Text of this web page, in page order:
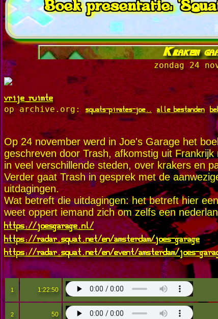
Boek presentatie:
Kraken
zondag 24
vrije ruimte
op archive.org: squats-pirates-joe.. alle bestanden
Op 24 november werd in Joe's Garage het
geschreven door Trash, afkomstig uit
in veel verschillende steden, over krakers en
Verder gaat Trash in gesprek met de
uitdagingen.
Wat betreft die uitdagingen: het betreft hier
weet oppert iemand zich om zelfs een
https://joesgarage.nl/
https://radar.squat.net/en/amsterdam/joes-garage
https://radar.squat.net/en/event/amsterdam/joes-
1 1:22:50
2 50